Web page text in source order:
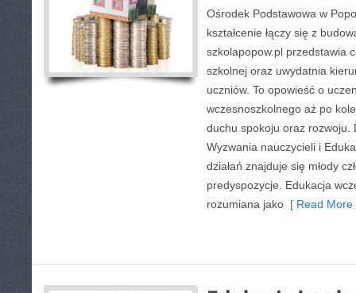
Ośrodek Podstawowa w
kształcenie łączy się z
szkolapopow.pl przedstawia
szkolnej oraz uwydatnia
uczniów. To opowieść o
wczesnoszkolnego aż po
duchu spokoju oraz rozwoju.
Wyzwania nauczycieli i
działań znajduje się młody
predyspozycje. Edukacja
rozumiana jako [ Read More